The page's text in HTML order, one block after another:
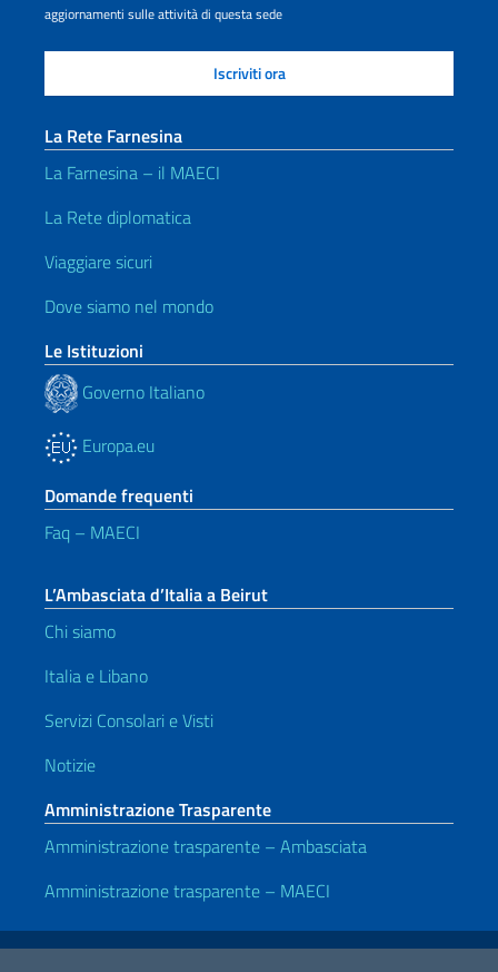
aggiornamenti sulle attività di questa sede
La Rete Farnesina
La Farnesina – il MAECI
La Rete diplomatica
Viaggiare sicuri
Dove siamo nel mondo
Le Istituzioni
Governo Italiano
Europa.eu
Domande frequenti
Faq – MAECI
L’Ambasciata d’Italia a Beirut
Chi siamo
Italia e Libano
Servizi Consolari e Visti
Notizie
Amministrazione Trasparente
Amministrazione trasparente – Ambasciata
Amministrazione trasparente – MAECI
Link Utili